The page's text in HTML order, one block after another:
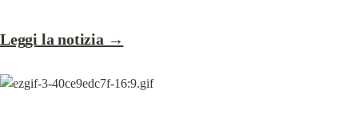
Leggi la notizia →